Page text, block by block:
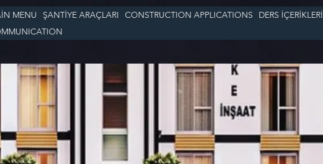
MENU ŞANTİYE ARAÇLARI CONSTRUCTION APPLICATIONS DERS İÇERİKLERİ